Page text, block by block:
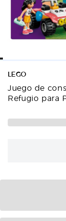
LEGO
Juego de
Refugio para